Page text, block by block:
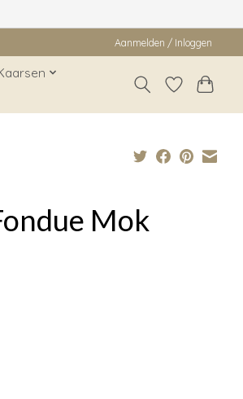
Aanmelden / Inloggen
Mok
is